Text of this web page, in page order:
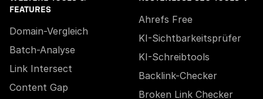
FEATURES
Domain-Vergleich
Batch-Analyse
Link Intersect
Content Gap
Ahrefs Free
KI-Sichtbarkeitsprüfer
KI-Schreibtools
Backlink-Checker
Broken Link Checker